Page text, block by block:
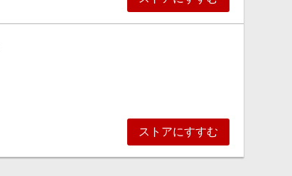
ストアにすすむ